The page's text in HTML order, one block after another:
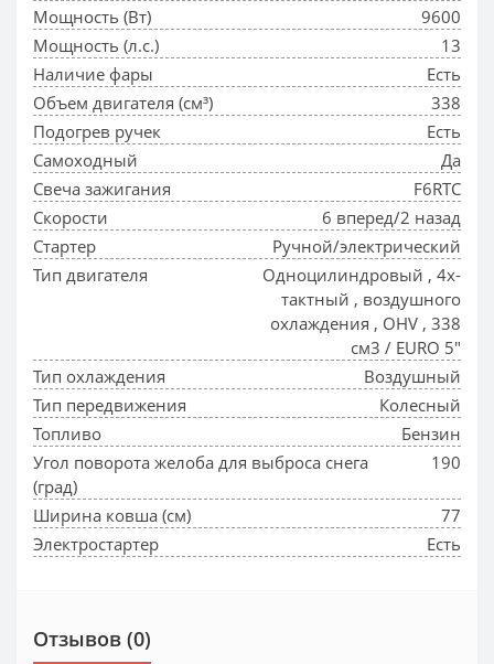
Мощность (Вт)
9600
Мощность (л.с.)
13
Наличие фары
Есть
Объем двигателя (см³)
338
Подогрев ручек
Есть
Самоходный
Да
Свеча зажигания
F6RTC
Скорости
6 вперед/2 назад
Стартер
Ручной/электрический
Тип двигателя
Одноцилиндровый , 4х-
тактный , воздушного
охлаждения , OHV , 338
см3 / EURO 5"
Тип охлаждения
Воздушный
Тип передвижения
Колесный
Топливо
Бензин
Угол поворота желоба для выброса снега
(град)
190
Ширина ковша (см)
77
Электростартер
Есть
Отзывов (0)